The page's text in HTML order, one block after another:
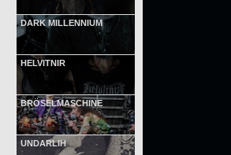
DARK MILLENNIUM
HELVITNIR
BRÖSELMASCHINE
UNDARLIH